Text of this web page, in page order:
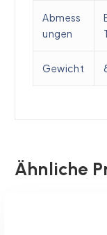
Abmess
ungen
Gewicht
Ähnliche